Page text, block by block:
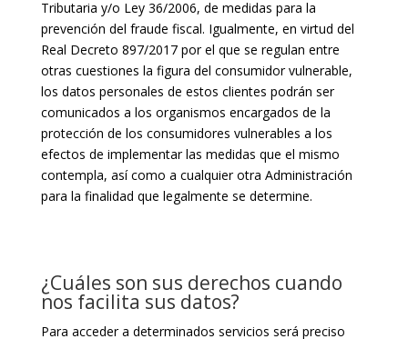
Tributaria y/o Ley 36/2006, de medidas para la
prevención del fraude fiscal. Igualmente, en virtud del
Real Decreto 897/2017 por el que se regulan entre
otras cuestiones la figura del consumidor vulnerable,
los datos personales de estos clientes podrán ser
comunicados a los organismos encargados de la
protección de los consumidores vulnerables a los
efectos de implementar las medidas que el mismo
contempla, así como a cualquier otra Administración
para la finalidad que legalmente se determine.
¿Cuáles son sus derechos cuando
nos facilita sus datos?
Para acceder a determinados servicios será preciso